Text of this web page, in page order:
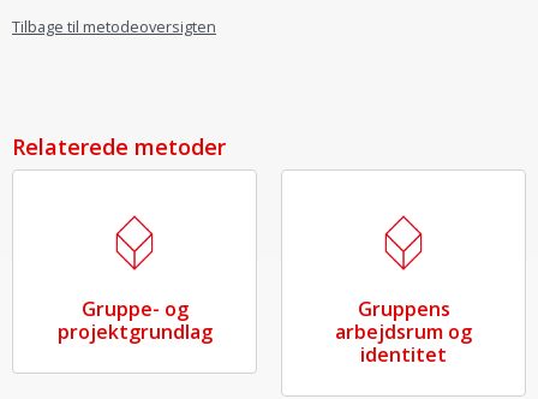
Tilbage til metodeoversigten
Relaterede metoder
Gruppe- og
projektgrundlag
Gruppens
arbejdsrum og
identitet